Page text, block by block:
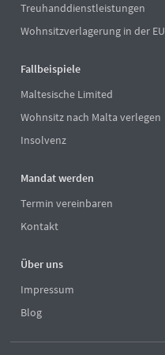
Treuhanddienstleistungen
Wohnsitzverlagerung in der EU
Fallbeispiele
Maltesische Limited
Wohnsitz nach Malta verlegen
Insolvenz
Mandat werden
Termin vereinbaren
Kontakt
Über uns
Impressum
Blog